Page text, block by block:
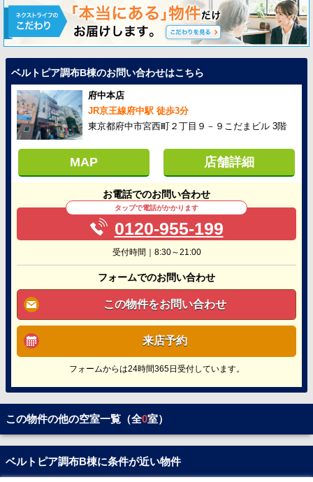
ベルトピア調布B棟のお問い合わせはこちら
府中本店
JR京王線府中駅 徒歩3分
東京都府中市宮西町２丁目９－９こだまビル 3階
MAP 店舗詳細
お電話でのお問い合わせ
タップで電話がかかります
0120-955-199
受付時間｜8:30～21:00
フォームでのお問い合わせ
この物件をお問い合わせ
来店予約
フォームからは24時間365日受付しています。
この物件の他の空室一覧（全0室）
ベルトピア調布B棟に条件が近い物件